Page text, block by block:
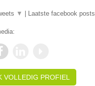
▼ Laatste facebook posts
VOLLEDIG PROFIEL